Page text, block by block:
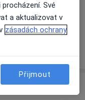
na pojišťovnu
Své
a aktualizovat v
zásadách ochrany
Přijmout